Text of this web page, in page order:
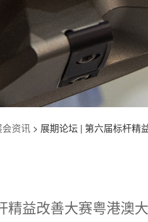
会资讯> 展期论坛 | 第六届标杆精
精益改善大赛粤港澳